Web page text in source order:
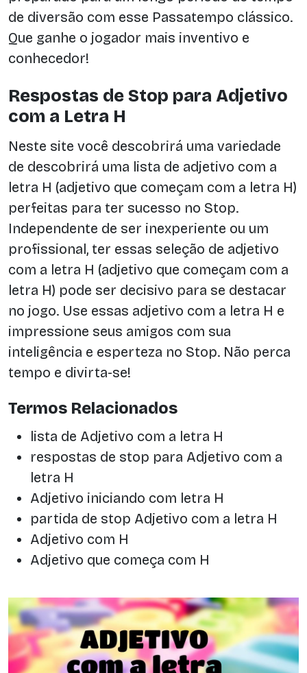
de diversão com esse Passatempo clássico.
Que ganhe o jogador mais inventivo e
conhecedor!
Respostas de Stop para Adjetivo
com a Letra H
Neste site você descobrirá uma variedade
de descobrirá uma lista de adjetivo com a
letra H (adjetivo que começam com a letra H)
perfeitas para ter sucesso no Stop.
Independente de ser inexperiente ou um
profissional, ter essas seleção de adjetivo
com a letra H (adjetivo que começam com a
letra H) pode ser decisivo para se destacar
no jogo. Use essas adjetivo com a letra H e
impressione seus amigos com sua
inteligência e esperteza no Stop. Não perca
tempo e divirta-se!
Termos Relacionados
lista de Adjetivo com a letra H
respostas de stop para Adjetivo com a
letra H
Adjetivo iniciando com letra H
partida de stop Adjetivo com a letra H
Adjetivo com H
Adjetivo que começa com H